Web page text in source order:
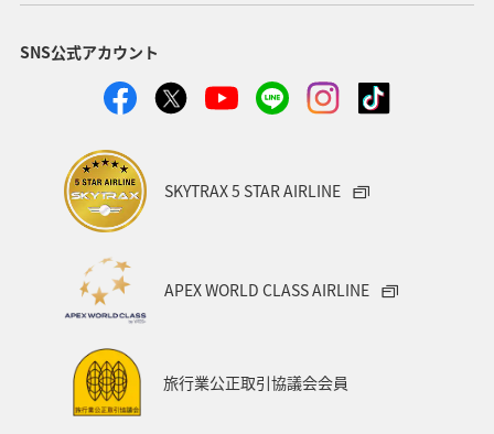
スズキ アオリイカ メジナ 冬
SNS公式アカウント
SKYTRAX 5 STAR AIRLINE
APEX WORLD CLASS AIRLINE
旅行業公正取引協議会会員